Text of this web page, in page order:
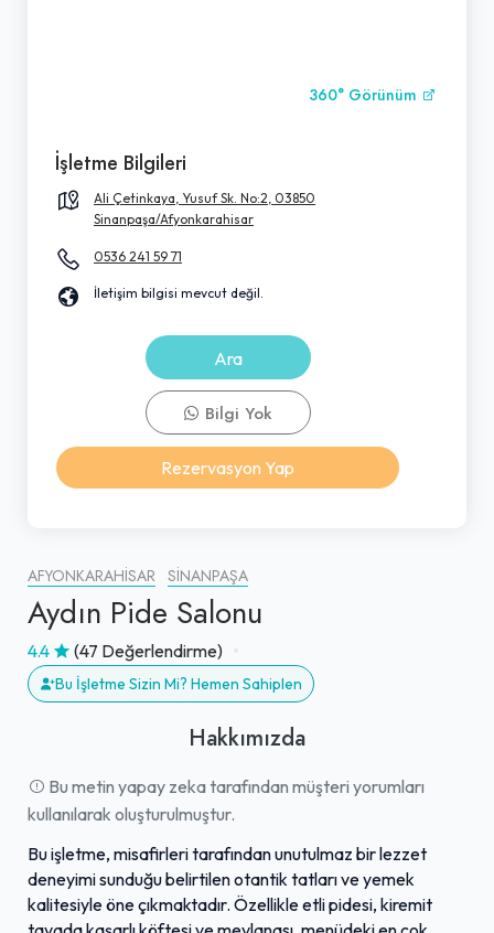
AFYONKARAHISAR SINANPAŞA
Aydın Pide Salonu
4.4 (47 Değerlendirme)
Bu İşletme Sizin Mi? Hemen Sahiplen
Hakkımızda
Bu metin yapay zeka tarafından müşteri yorumları
kullanılarak oluşturulmuştur.
Bu işletme, misafirleri tarafından unutulmaz bir lezzet
deneyimi sunduğu belirtilen otantik tatları ve yemek
kalitesiyle öne çıkmaktadır. Özellikle etli pidesi, kiremit
360° Görünüm
İşletme Bilgileri
Ali Çetinkaya, Yusuf Sk. No:2, 03850
Sinanpaşa/Afyonkarahisar
0536 241 59 71
İletişim bilgisi mevcut değil.
Ara
Bilgi Yok
Rezervasyon Yap